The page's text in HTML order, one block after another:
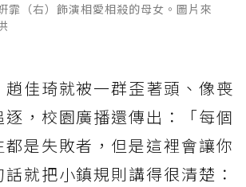
霏（右）飾演相愛相殺的母女。圖片來
佳琦就被一群歪著頭、像喪
，校園廣播還傳出：「每個
是失敗者，但是這裡會讓你
就把小鎮規則講得很清楚：